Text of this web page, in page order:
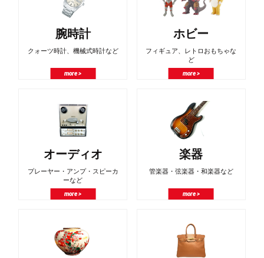
腕時計
クォーツ時計、機械式時計など
more >
ホビー
フィギュア、レトロおもちゃな
ど
more >
オーディオ
プレーヤー・アンプ・スピーカ
ーなど
more >
楽器
管楽器・弦楽器・和楽器など
more >